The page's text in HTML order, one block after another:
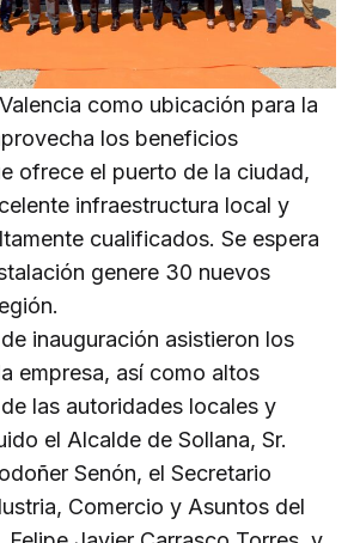
como ubicación para la
los beneficios
ofrece el puerto de la ciudad,
infraestructura local y
cualificados. Se espera
genere 30 nuevos
inauguración asistieron los
empresa, así como altos
las autoridades locales y
el Alcalde de Sollana, Sr.
Senón, el Secretario
Comercio y Asuntos del